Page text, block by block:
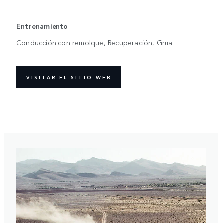
Entrenamiento
Conducción con remolque, Recuperación, Grúa
VISITAR EL SITIO WEB